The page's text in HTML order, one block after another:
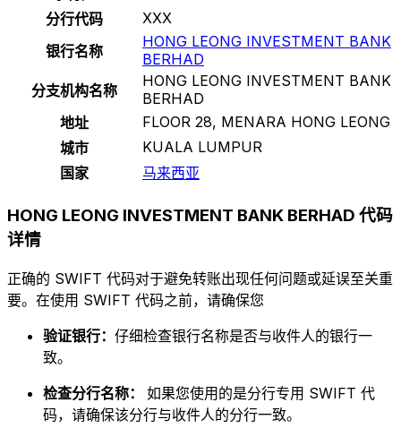
分行代码
XXX
银行名称
HONG LEONG INVESTMENT BANK
BERHAD
分支机构名称
HONG LEONG INVESTMENT BANK
BERHAD
地址
FLOOR 28, MENARA HONG LEONG
城市
KUALA LUMPUR
国家
马来西亚
HONG LEONG INVESTMENT BANK BERHAD 代码
详情
正确的 SWIFT 代码对于避免转账出现任何问题或延误至关重
要。在使用 SWIFT 代码之前，请确保您
验证银行： 仔细检查银行名称是否与收件人的银行一
致。
检查分行名称： 如果您使用的是分行专用 SWIFT 代
码，请确保该分行与收件人的分行一致。